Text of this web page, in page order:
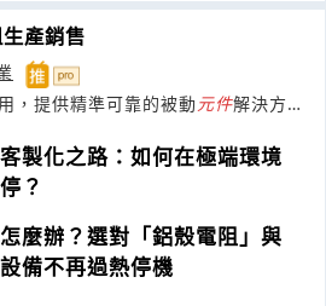
產銷售
，提供精準可靠的被動元件解決方
製化之路：如何在極端環境
？
麼辦？選對「鋁殼電阻」與
備不再過熱停機